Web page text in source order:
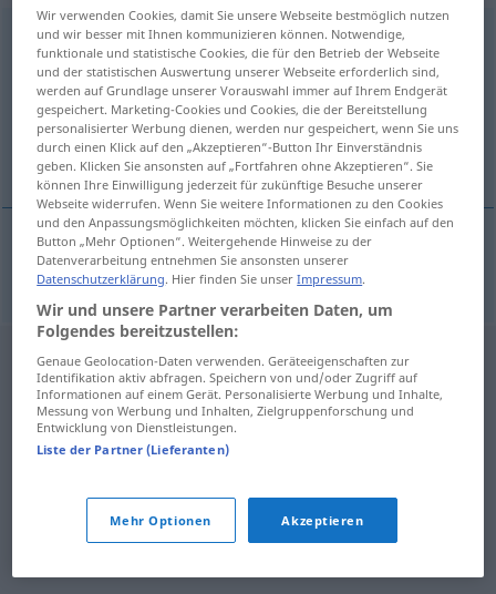
implantm <-u ;-y>
Übersicht aller Übersetzungen
(Für mehr Details die Übersetzung anklicken/antippen)
Implantat
Implantatn implant MED
Wir verwenden Cookies, damit Sie unsere Webseite bestmöglich nutzen
und wir besser mit Ihnen kommunizieren können. Notwendige,
funktionale und statistische Cookies, die für den Betrieb der Webseite
und der statistischen Auswertung unserer Webseite erforderlich sind,
werden auf Grundlage unserer Vorauswahl immer auf Ihrem Endgerät
gespeichert. Marketing-Cookies und Cookies, die der Bereitstellung
personalisierter Werbung dienen, werden nur gespeichert, wenn Sie uns
durch einen Klick auf den „Akzeptieren“-Button Ihr Einverständnis
geben. Klicken Sie ansonsten auf „Fortfahren ohne Akzeptieren“. Sie
können Ihre Einwilligung jederzeit für zukünftige Besuche unserer
Webseite widerrufen. Wenn Sie weitere Informationen zu den Cookies
und den Anpassungsmöglichkeiten möchten, klicken Sie einfach auf den
Button „Mehr Optionen“. Weitergehende Hinweise zu der
Datenverarbeitung entnehmen Sie ansonsten unserer
Datenschutzerklärung. Hier finden Sie unserImpressum.
Wir und unsere Partner verarbeiten Daten, um
Folgendes bereitzustellen:
Genaue Geolocation-Daten verwenden. Geräteeigenschaften zur
Identifikation aktiv abfragen. Speichern von und/oder Zugriff auf
Informationen auf einem Gerät. Personalisierte Werbung und Inhalte,
Messung von Werbung und Inhalten, Zielgruppenforschung und
Entwicklung von Dienstleistungen.
Liste der Partner (Lieferanten)
Mehr Optionen Akzeptieren